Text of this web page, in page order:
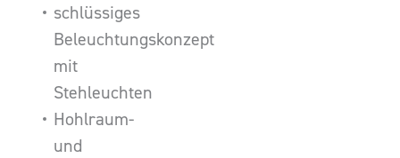
schlüssiges
Beleuchtungskonzept
mit
Stehleuchten
Hohlraum-
und